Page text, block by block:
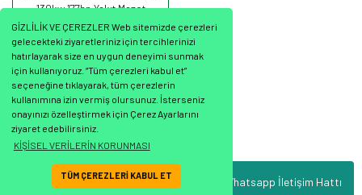
GİZLİLİK VE ÇEREZLER Web sitemizde çerezleri
gelecekteki ziyaretleriniz için tercihlerinizi
hatırlayarak size en uygun deneyimi sunmak
için kullanıyoruz. “Tüm çerezleri kabul et”
seçeneğine tıklayarak, tüm çerezlerin
kullanımına izin vermiş olursunuz. İsterseniz
onayınızı özelleştirmek için Çerez Ayarlarını
ziyaret edebilirsiniz.
KİŞİSEL VERİLERİN KORUNMASI
TÜM ÇEREZLERİ KABUL ET Whatsapp İletişim Hattı
130kw 177hp Yakıt Mazot
Filtresi PE973/10 FİLTRON
1.234,40 TL